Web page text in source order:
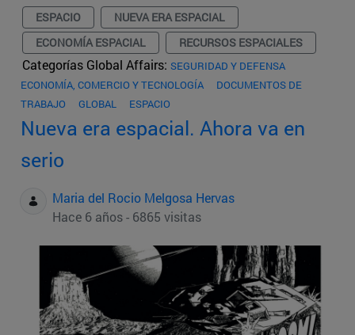
ESPACIO
NUEVA ERA ESPACIAL
ECONOMÍA ESPACIAL
RECURSOS ESPACIALES
Categorías Global Affairs: SEGURIDAD Y DEFENSA
ECONOMÍA, COMERCIO Y TECNOLOGÍA
DOCUMENTOS DE
TRABAJO
GLOBAL ESPACIO
Nueva era espacial. Ahora va en
serio
Maria del Rocio Melgosa Hervas
Hace 6 años - 6865 visitas